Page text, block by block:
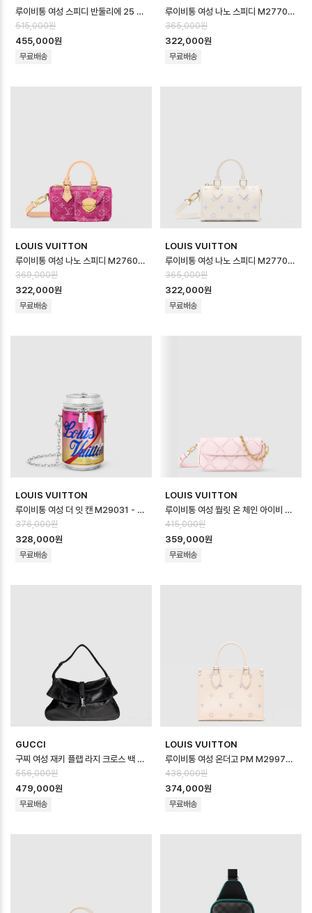
루이비통 여성 스피디 반둘리에 25 소프트 LV 크래프티 M2A038 - Louis vui…
515,000원
455,000원
무료배송
루이비통 여성 나노 스피디 M27702 - Louis vuitton Womens Nano …
365,000원
322,000원
무료배송
LOUIS VUITTON
루이비통 여성 나노 스피디 M27603 - Louis vuitton Womens Nano …
369,000원
322,000원
무료배송
LOUIS VUITTON
루이비통 여성 나노 스피디 M27702 - Louis vuitton Womens Nano …
365,000원
322,000원
무료배송
LOUIS VUITTON
루이비통 여성 더 잇 캔 M29031 - Louis vuitton Womens The It…
376,000원
328,000원
무료배송
LOUIS VUITTON
루이비통 여성 월릿 온 체인 아이비 백 M29502 - Louis vuitton Women…
415,000원
359,000원
무료배송
GUCCI
구찌 여성 재키 플랩 라지 크로스 백 - Gucci Womens Jackie Flap La…
556,000원
479,000원
무료배송
LOUIS VUITTON
루이비통 여성 온더고 PM M29976 - Louis vuitton Womens On th…
438,000원
374,000원
무료배송